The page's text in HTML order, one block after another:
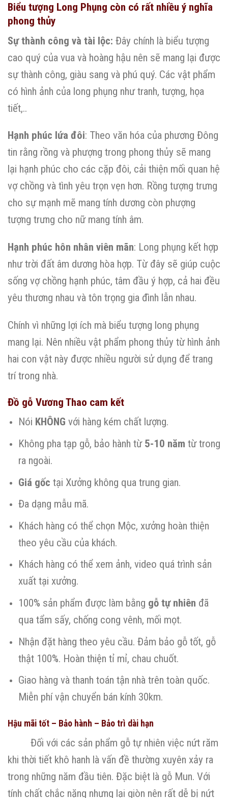
Biểu tượng Long Phụng còn có rất nhiều ý nghĩa
phong thủy
Sự thành công và tài lộc: Đây chính là biểu tượng
cao quý của vua và hoàng hậu nên sẽ mang lại được
sự thành công, giàu sang và phú quý. Các vật phẩm
có hình ảnh của long phụng như tranh, tượng, họa
tiết,..
Hạnh phúc lứa đôi: Theo văn hóa của phương Đông
tin rằng rồng và phượng trong phong thủy sẽ mang
lại hạnh phúc cho các cặp đôi, cải thiện mối quan hệ
vợ chồng và tình yêu trọn vẹn hơn. Rồng tượng trưng
cho sự mạnh mẽ mang tính dương còn phượng
tượng trưng cho nữ mang tính âm.
Hạnh phúc hôn nhân viên mãn: Long phụng kết hợp
như trời đất âm dương hòa hợp. Từ đây sẽ giúp cuộc
sống vợ chồng hạnh phúc, tâm đầu ý hợp, cả hai đều
yêu thương nhau và tôn trọng gia đình lẫn nhau.
Chính vì những lợi ích mà biểu tượng long phụng
mang lại. Nên nhiều vật phẩm phong thủy từ hình ảnh
hai con vật này được nhiều người sử dụng để trang
trí trong nhà.
Đồ gỗ Vương Thao cam kết
Nói KHÔNG với hàng kém chất lượng.
Không pha tạp gỗ, bảo hành từ 5-10 năm từ trong
ra ngoài.
Giá gốc tại Xưởng không qua trung gian.
Đa dạng mẫu mã.
Khách hàng có thể chọn Mộc, xưởng hoàn thiện
theo yêu cầu của khách.
Khách hàng có thể xem ảnh, video quá trình sản
xuất tại xưởng.
100% sản phẩm được làm bằng gỗ tự nhiên đã
qua tẩm sấy, chống cong vênh, mối mọt.
Nhận đặt hàng theo yêu cầu. Đảm bảo gỗ tốt, gỗ
thật 100%. Hoàn thiện tỉ mỉ, chau chuốt.
Giao hàng và thanh toán tận nhà trên toàn quốc.
Miễn phí vận chuyển bán kính 30km.
Hậu mãi tốt – Bảo hành – Bảo trì dài hạn
Đối với các sản phẩm gỗ tự nhiên việc nứt răm
khi thời tiết khô hanh là vấn đề thường xuyên xảy ra
trong những năm đầu tiên. Đặc biệt là gỗ Mun. Với
tính chất chắc nặng nhưng lại giòn nên rất dễ bị nứt